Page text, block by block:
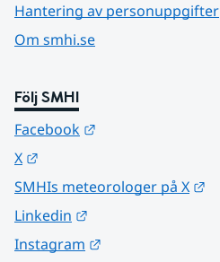
Hantering av personuppgifter
Om smhi.se
Följ SMHI
Facebook
X
SMHIs meteorologer på X
Linkedin
Instagram